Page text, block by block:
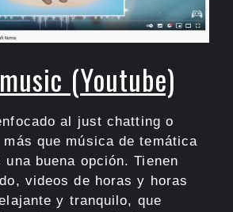
(Youtube)
al just chatting o
que música de temática
buena opción. Tienen
videos de horas y horas
y tranquilo, que